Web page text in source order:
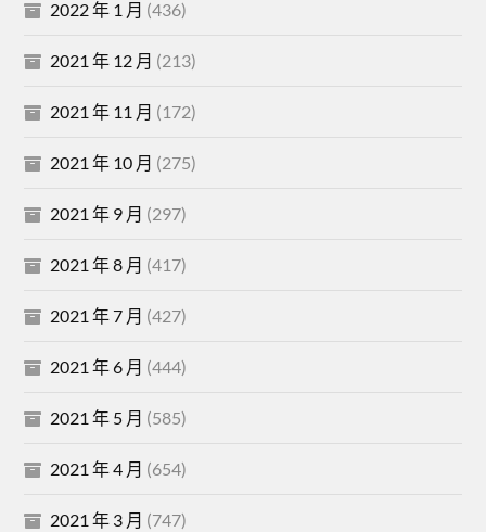
2022 年 1 月 (436)
2021 年 12 月 (213)
2021 年 11 月 (172)
2021 年 10 月 (275)
2021 年 9 月 (297)
2021 年 8 月 (417)
2021 年 7 月 (427)
2021 年 6 月 (444)
2021 年 5 月 (585)
2021 年 4 月 (654)
2021 年 3 月 (747)